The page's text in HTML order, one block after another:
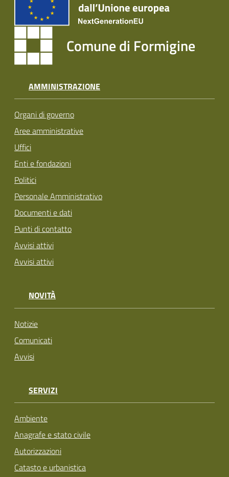
Comune di Formigine
AMMINISTRAZIONE
Organi di governo
Aree amministrative
Uffici
Enti e fondazioni
Politici
Personale Amministrativo
Documenti e dati
Punti di contatto
Avvisi attivi
Avvisi attivi
NOVITÀ
Notizie
Comunicati
Avvisi
SERVIZI
Ambiente
Anagrafe e stato civile
Autorizzazioni
Catasto e urbanistica